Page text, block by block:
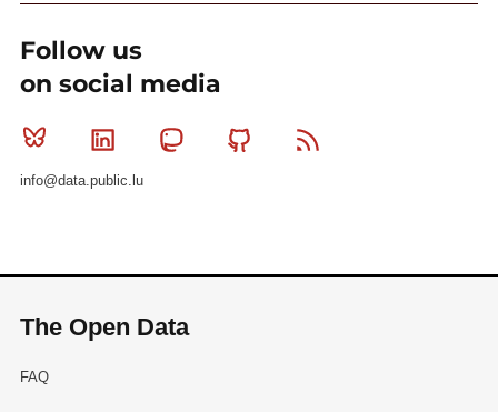
Follow us
on social media
Bluesky Linkedin MastodonGithub
info@data.public.lu
The Open Data
FAQ